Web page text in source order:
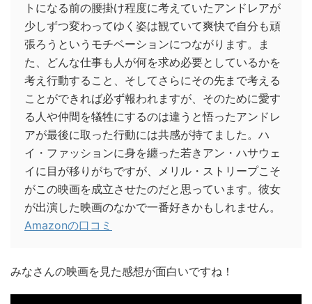
トになる前の腰掛け程度に考えていたアンドレアが
少しずつ変わってゆく姿は観ていて爽快で自分も頑
張ろうというモチベーションにつながります。ま
た、どんな仕事も人が何を求め必要としているかを
考え行動すること、そしてさらにその先まで考える
ことができれば必ず報われますが、そのために愛す
る人や仲間を犠牲にするのは違うと悟ったアンドレ
アが最後に取った行動には共感が持てました。ハ
イ・ファッションに身を纏った若きアン・ハサウェ
イに目が移りがちですが、メリル・ストリープこそ
がこの映画を成立させたのだと思っています。彼女
が出演した映画のなかで一番好きかもしれません。
Amazonの口コミ
みなさんの映画を見た感想が面白いですね！